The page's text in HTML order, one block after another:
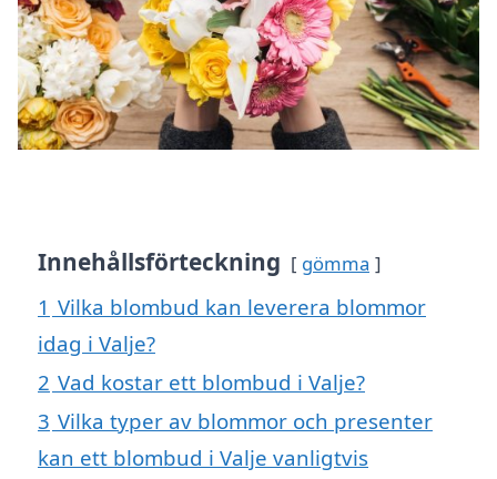
Innehållsförteckning gömma
1 Vilka blombud kan leverera blommor
idag i Valje?
2 Vad kostar ett blombud i Valje?
3 Vilka typer av blommor och presenter
kan ett blombud i Valje vanligtvis